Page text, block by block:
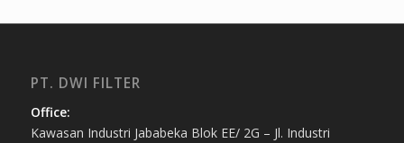
PT. DWI FILTER
Office:
Kawasan Industri Jababeka Blok EE/ 2G – Jl. Industri